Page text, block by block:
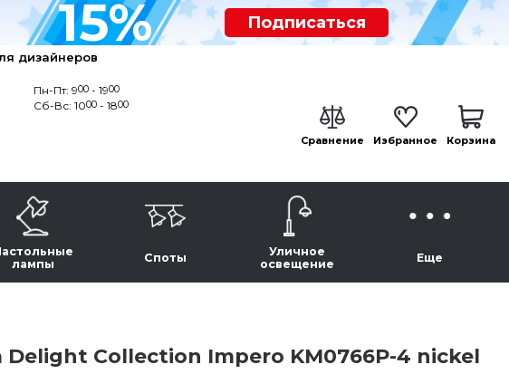
15% Подписаться
дизайнеров
Пн-Пт: 900 - 1900
Сб-Вс: 1000 - 1800
Сравнение Избранное Корзина
лампы
Споты
Уличное
освещение
Еще
Collection Impero KM0766P-4 nickel